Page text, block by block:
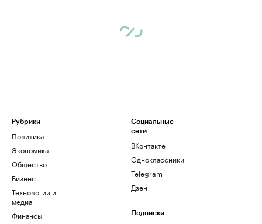
Рубрики
Политика
Экономика
Общество
Бизнес
Технологии и
медиа
Финансы
Социальные
сети
ВКонтакте
Одноклассники
Telegram
Дзен
Подписки